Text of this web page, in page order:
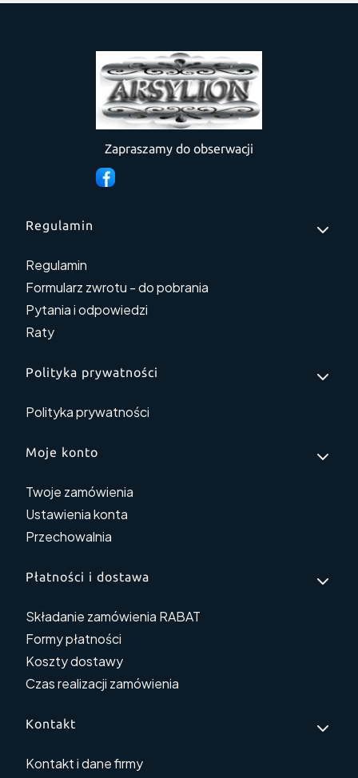
Zapraszamy do obserwacji
Linki w stopce
Regulamin
Regulamin
Formularz zwrotu - do pobrania
Pytania i odpowiedzi
Raty
Polityka prywatności
Polityka prywatności
Moje konto
Twoje zamówienia
Ustawienia konta
Przechowalnia
Płatności i dostawa
Składanie zamówienia RABAT
Formy płatności
Koszty dostawy
Czas realizacji zamówienia
Kontakt
Kontakt i dane firmy